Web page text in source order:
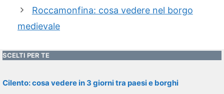
Roccamonfina: cosa vedere nel borgo
medievale
SCELTI PER TE
Cilento: cosa vedere in 3 giorni tra paesi e borghi